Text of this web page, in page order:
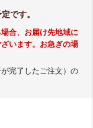
です。
合、お届け先地域に
います。お急ぎの場
完了したご注文）の